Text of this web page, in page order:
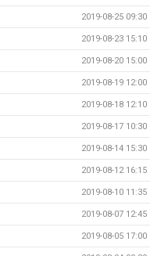
2019-08-25 09:30
2019-08-23 15:10
2019-08-20 15:00
2019-08-19 12:00
2019-08-18 12:10
2019-08-17 10:30
2019-08-14 15:30
2019-08-12 16:15
2019-08-10 11:35
2019-08-07 12:45
2019-08-05 17:00